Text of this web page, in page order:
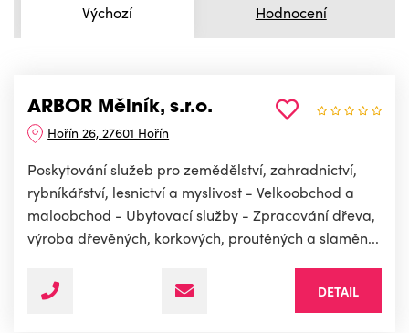
Výchozí Hodnocení
ARBOR Mělník, s.r.o.
Hořín 26, 27601 Hořín
Poskytování služeb pro zemědělství, zahradnictví,
rybníkářství, lesnictví a myslivost - Velkoobchod a
maloobchod - Ubytovací služby - Zpracování dřeva,
výroba dřevěných, korkových, proutěných a slaměn...
DETAIL